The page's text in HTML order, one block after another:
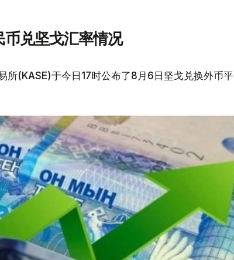
兑坚戈汇率情况
所(KASE)于今日17时公布了8月6日坚戈兑换外币平